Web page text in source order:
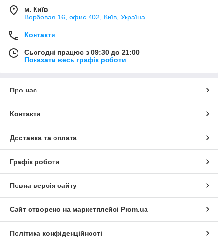
м. Київ
Вербовая 16, офис 402, Київ, Україна
Контакти
Сьогодні працює з 09:30 до 21:00
Показати весь графік роботи
Про нас
Контакти
Доставка та оплата
Графік роботи
Повна версія сайту
Сайт створено на маркетплейсі Prom.ua
Політика конфіденційності